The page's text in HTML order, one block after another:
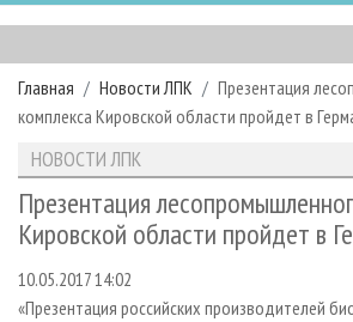
ГЛАВНАЯ
РУБРИКИ И ТЕМЫ
РУБРИКИ ЖУРНАЛА
ЛЕСОЗАГОТОВКА
ЛЕСОПИЛЕНИЕ
СУШКА ДРЕВЕСИНЫ
НОВОСТИ
НОВОСТИ ЛПК
НОВОСТИ ЖУРНАЛА
ПРОЕКТЫ ЛПИ
АНАЛИТИКА
ПРЕДПРИЯТИЯ ЛПК
ПЕРСОНЫ
АРХИВ ЖУРНАЛОВ
О ЖУРНАЛЕ
ПОДПИСКА
КОНТАКТЫ
РЕКЛАМОДАТЕЛЯМ
РЕКЛАМА
Главная Новости ЛПК
Презентация
комплекса Кировской области пройдет в
НОВОСТИ ЛПК
Презентация
Кировской области пройдет в
10.05.2017 14:02
«Презентация российских производителей